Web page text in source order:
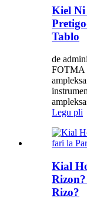
Kiel Ni
Tablo
de
FOTMA
Legu pli
Kial
Rizo?